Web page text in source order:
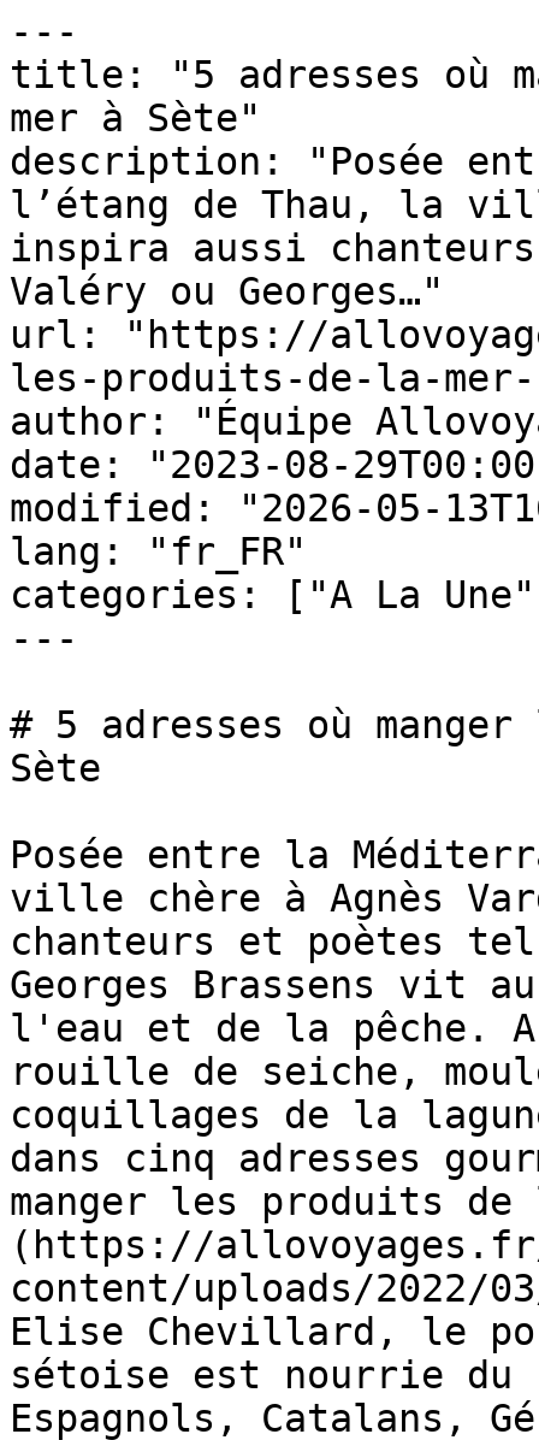
---
title: "5 adresses où
mer à Sète"
description: "Posée
l’étang de Thau, la
inspira aussi
Valéry ou Georges…"
url: "https://
les-produits-de-la-
author: "Équipe
date: "2023-08-
modified: "2026-05-
lang: "fr_FR"
categories: ["A La
---
# 5 adresses où
Sète
Posée entre la
ville chère à Agnès
chanteurs et poètes
Georges Brassens vit
l'eau et de la pêche.
rouille de seiche,
coquillages de la
dans cinq adresses
manger les produits
(https://
content/uploads/2022/
Elise Chevillard, le
sétoise est nourrie
Espagnols, Catalans,